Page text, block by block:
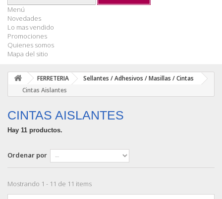
Menú
Novedades
Lo mas vendido
Promociones
Quienes somos
Mapa del sitio
FERRETERIA
Sellantes / Adhesivos / Masillas / Cintas
Cintas Aislantes
CINTAS AISLANTES
Hay 11 productos.
Ordenar por
Mostrando 1 - 11 de 11 items